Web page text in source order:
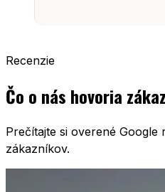
Recenzie
Čo o nás hovoria
Prečítajte si overené Google
zákazníkov.